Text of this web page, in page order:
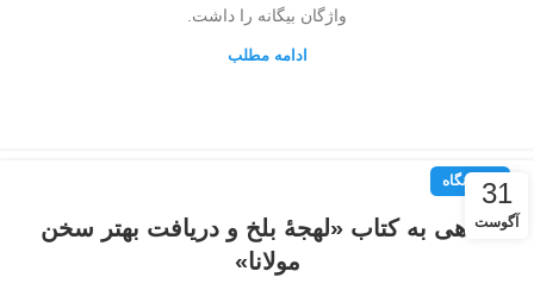
واژگان بیگانه را داشت‌.
ادامه مطلب
31
آگوست
نقد و نگاه
نگاهی به کتاب «لهجۀ بلخ و دریافت بهتر سخن
مولانا»